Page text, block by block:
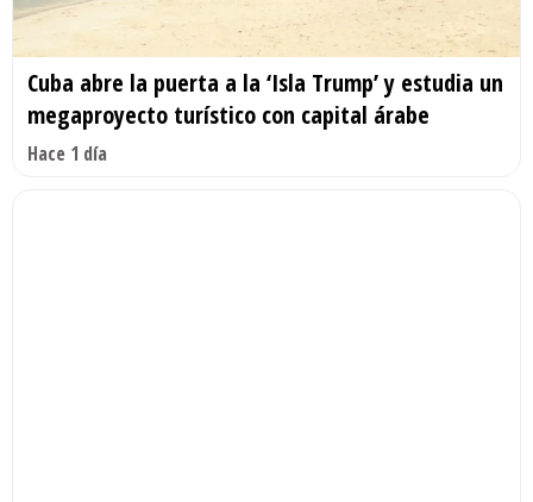
Cuba abre la puerta a la ‘Isla Trump’ y estudia un
megaproyecto turístico con capital árabe
Hace 1 día